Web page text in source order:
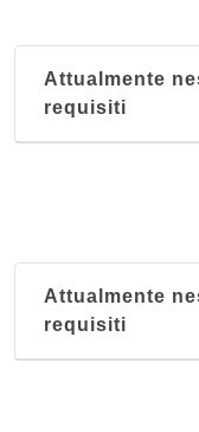
Attualmente
requisiti
Attualmente
requisiti